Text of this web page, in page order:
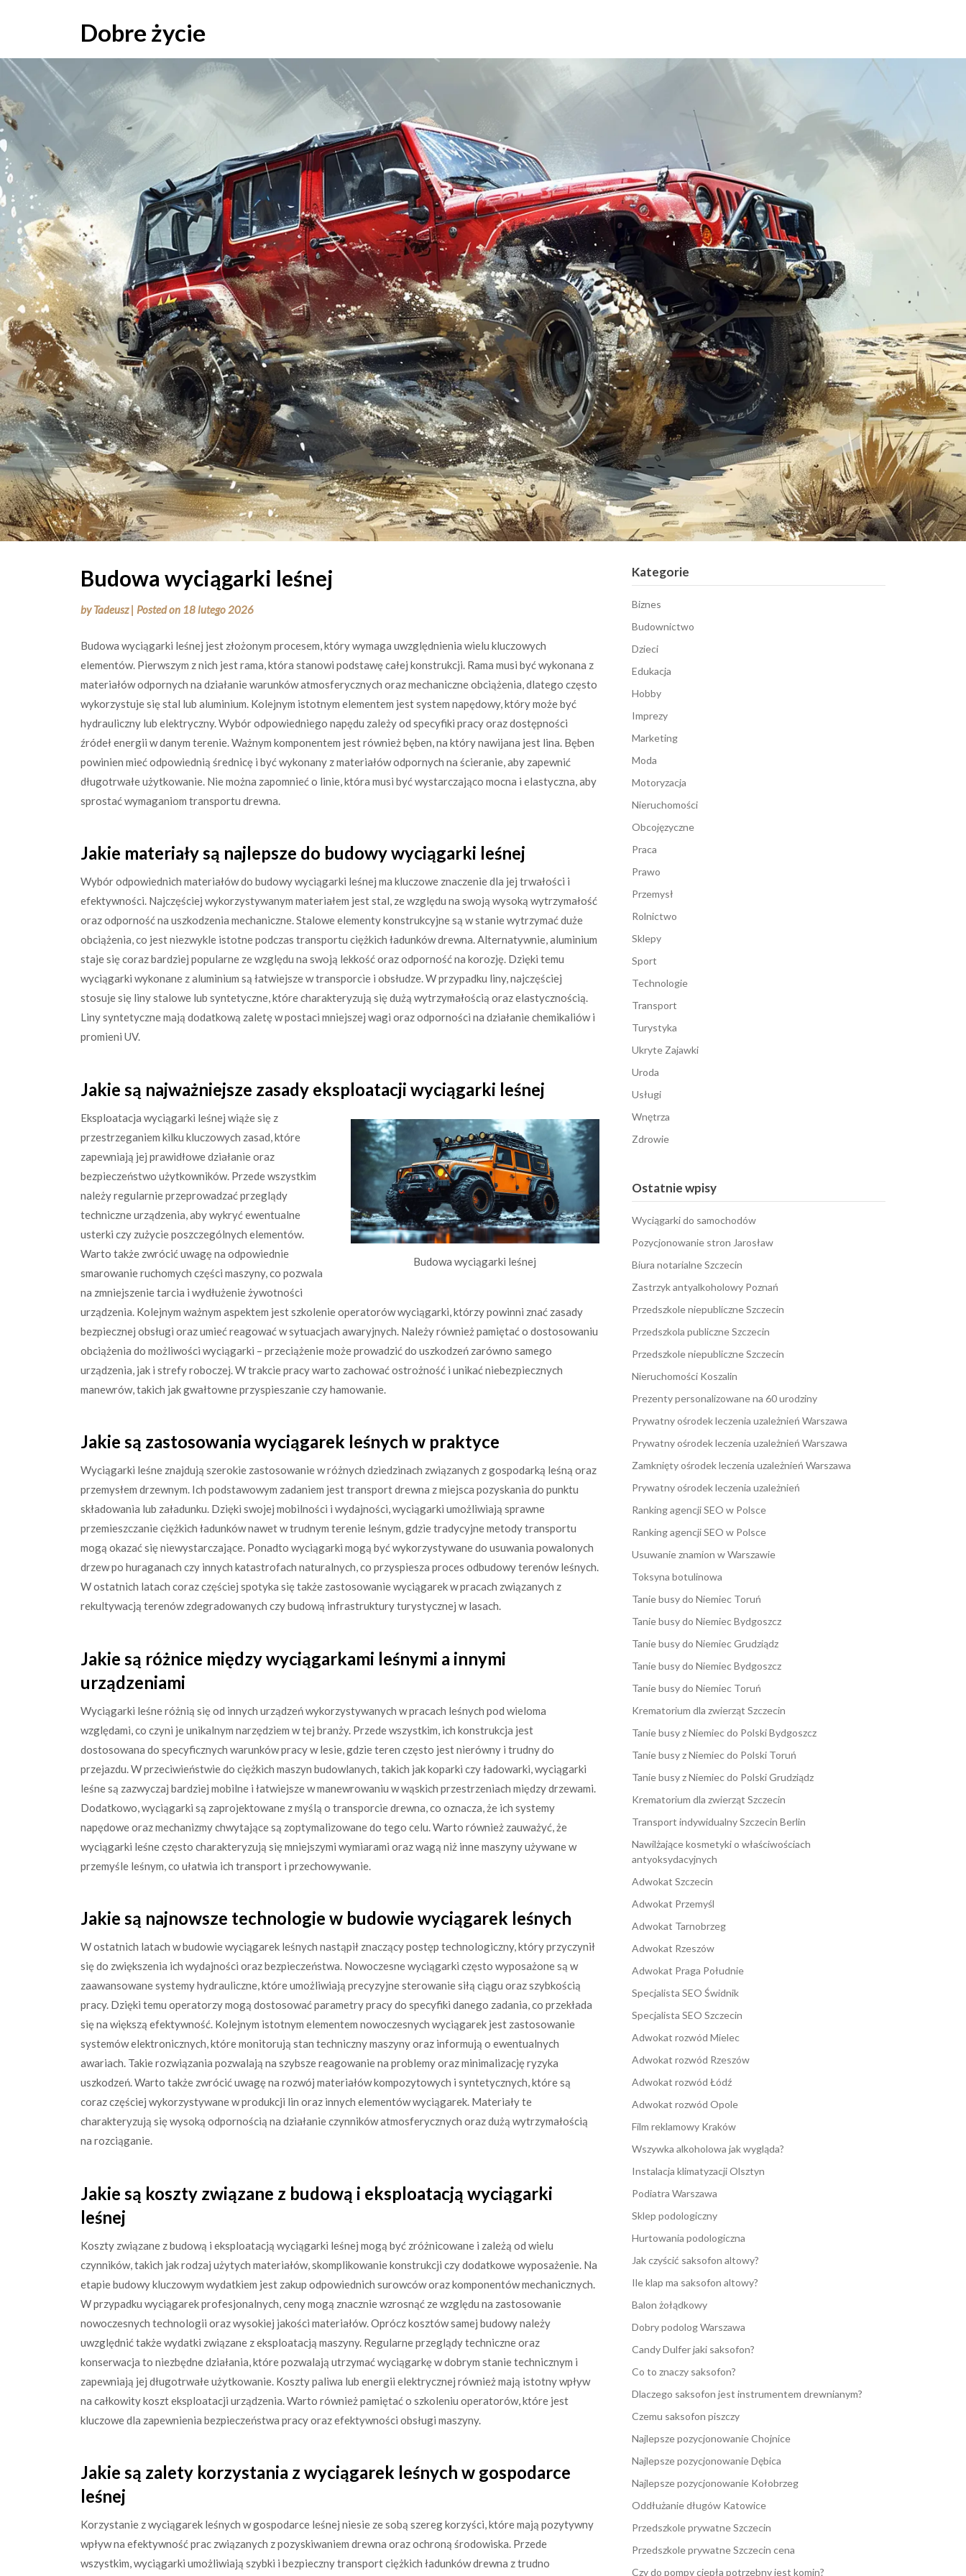
Dobre życie
Budowa wyciągarki leśnej
byTadeusz | Posted on 18 lutego 2026
Budowa wyciągarki leśnej jest złożonym procesem, który wymaga uwzględnienia wielu kluczowych
elementów. Pierwszym z nich jest rama, która stanowi podstawę całej konstrukcji. Rama musi być wykonana z
materiałów odpornych na działanie warunków atmosferycznych oraz mechaniczne obciążenia, dlatego często
wykorzystuje się stal lub aluminium. Kolejnym istotnym elementem jest system napędowy, który może być
hydrauliczny lub elektryczny. Wybór odpowiedniego napędu zależy od specyfiki pracy oraz dostępności
źródeł energii w danym terenie. Ważnym komponentem jest również bęben, na który nawijana jest lina. Bęben
powinien mieć odpowiednią średnicę i być wykonany z materiałów odpornych na ścieranie, aby zapewnić
długotrwałe użytkowanie. Nie można zapomnieć o linie, która musi być wystarczająco mocna i elastyczna, aby
sprostać wymaganiom transportu drewna.
Jakie materiały są najlepsze do budowy wyciągarki leśnej
Wybór odpowiednich materiałów do budowy wyciągarki leśnej ma kluczowe znaczenie dla jej trwałości i
efektywności. Najczęściej wykorzystywanym materiałem jest stal, ze względu na swoją wysoką wytrzymałość
oraz odporność na uszkodzenia mechaniczne. Stalowe elementy konstrukcyjne są w stanie wytrzymać duże
obciążenia, co jest niezwykle istotne podczas transportu ciężkich ładunków drewna. Alternatywnie, aluminium
staje się coraz bardziej popularne ze względu na swoją lekkość oraz odporność na korozję. Dzięki temu
wyciągarki wykonane z aluminium są łatwiejsze w transporcie i obsłudze. W przypadku liny, najczęściej
stosuje się liny stalowe lub syntetyczne, które charakteryzują się dużą wytrzymałością oraz elastycznością.
Liny syntetyczne mają dodatkową zaletę w postaci mniejszej wagi oraz odporności na działanie chemikaliów i
promieni UV.
Jakie są najważniejsze zasady eksploatacji wyciągarki leśnej
Budowa wyciągarki leśnej
Eksploatacja wyciągarki leśnej wiąże się z
przestrzeganiem kilku kluczowych zasad, które
zapewniają jej prawidłowe działanie oraz
bezpieczeństwo użytkowników. Przede wszystkim
należy regularnie przeprowadzać przeglądy
techniczne urządzenia, aby wykryć ewentualne
usterki czy zużycie poszczególnych elementów.
Warto także zwrócić uwagę na odpowiednie
smarowanie ruchomych części maszyny, co pozwala
na zmniejszenie tarcia i wydłużenie żywotności
urządzenia. Kolejnym ważnym aspektem jest szkolenie operatorów wyciągarki, którzy powinni znać zasady
bezpiecznej obsługi oraz umieć reagować w sytuacjach awaryjnych. Należy również pamiętać o dostosowaniu
obciążenia do możliwości wyciągarki – przeciążenie może prowadzić do uszkodzeń zarówno samego
urządzenia, jak i strefy roboczej. W trakcie pracy warto zachować ostrożność i unikać niebezpiecznych
manewrów, takich jak gwałtowne przyspieszanie czy hamowanie.
Jakie są zastosowania wyciągarek leśnych w praktyce
Wyciągarki leśne znajdują szerokie zastosowanie w różnych dziedzinach związanych z gospodarką leśną oraz
przemysłem drzewnym. Ich podstawowym zadaniem jest transport drewna z miejsca pozyskania do punktu
składowania lub załadunku. Dzięki swojej mobilności i wydajności, wyciągarki umożliwiają sprawne
przemieszczanie ciężkich ładunków nawet w trudnym terenie leśnym, gdzie tradycyjne metody transportu
mogą okazać się niewystarczające. Ponadto wyciągarki mogą być wykorzystywane do usuwania powalonych
drzew po huraganach czy innych katastrofach naturalnych, co przyspiesza proces odbudowy terenów leśnych.
W ostatnich latach coraz częściej spotyka się także zastosowanie wyciągarek w pracach związanych z
rekultywacją terenów zdegradowanych czy budową infrastruktury turystycznej w lasach.
Jakie są różnice między wyciągarkami leśnymi a innymi
urządzeniami
Wyciągarki leśne różnią się od innych urządzeń wykorzystywanych w pracach leśnych pod wieloma
względami, co czyni je unikalnym narzędziem w tej branży. Przede wszystkim, ich konstrukcja jest
dostosowana do specyficznych warunków pracy w lesie, gdzie teren często jest nierówny i trudny do
przejazdu. W przeciwieństwie do ciężkich maszyn budowlanych, takich jak koparki czy ładowarki, wyciągarki
leśne są zazwyczaj bardziej mobilne i łatwiejsze w manewrowaniu w wąskich przestrzeniach między drzewami.
Dodatkowo, wyciągarki są zaprojektowane z myślą o transporcie drewna, co oznacza, że ich systemy
napędowe oraz mechanizmy chwytające są zoptymalizowane do tego celu. Warto również zauważyć, że
wyciągarki leśne często charakteryzują się mniejszymi wymiarami oraz wagą niż inne maszyny używane w
przemyśle leśnym, co ułatwia ich transport i przechowywanie.
Jakie są najnowsze technologie w budowie wyciągarek leśnych
W ostatnich latach w budowie wyciągarek leśnych nastąpił znaczący postęp technologiczny, który przyczynił
się do zwiększenia ich wydajności oraz bezpieczeństwa. Nowoczesne wyciągarki często wyposażone są w
zaawansowane systemy hydrauliczne, które umożliwiają precyzyjne sterowanie siłą ciągu oraz szybkością
pracy. Dzięki temu operatorzy mogą dostosować parametry pracy do specyfiki danego zadania, co przekłada
się na większą efektywność. Kolejnym istotnym elementem nowoczesnych wyciągarek jest zastosowanie
systemów elektronicznych, które monitorują stan techniczny maszyny oraz informują o ewentualnych
awariach. Takie rozwiązania pozwalają na szybsze reagowanie na problemy oraz minimalizację ryzyka
uszkodzeń. Warto także zwrócić uwagę na rozwój materiałów kompozytowych i syntetycznych, które są
coraz częściej wykorzystywane w produkcji lin oraz innych elementów wyciągarek. Materiały te
charakteryzują się wysoką odpornością na działanie czynników atmosferycznych oraz dużą wytrzymałością
na rozciąganie.
Jakie są koszty związane z budową i eksploatacją wyciągarki
leśnej
Koszty związane z budową i eksploatacją wyciągarki leśnej mogą być zróżnicowane i zależą od wielu
czynników, takich jak rodzaj użytych materiałów, skomplikowanie konstrukcji czy dodatkowe wyposażenie. Na
etapie budowy kluczowym wydatkiem jest zakup odpowiednich surowców oraz komponentów mechanicznych.
W przypadku wyciągarek profesjonalnych, ceny mogą znacznie wzrosnąć ze względu na zastosowanie
nowoczesnych technologii oraz wysokiej jakości materiałów. Oprócz kosztów samej budowy należy
uwzględnić także wydatki związane z eksploatacją maszyny. Regularne przeglądy techniczne oraz
konserwacja to niezbędne działania, które pozwalają utrzymać wyciągarkę w dobrym stanie technicznym i
zapewniają jej długotrwałe użytkowanie. Koszty paliwa lub energii elektrycznej również mają istotny wpływ
na całkowity koszt eksploatacji urządzenia. Warto również pamiętać o szkoleniu operatorów, które jest
kluczowe dla zapewnienia bezpieczeństwa pracy oraz efektywności obsługi maszyny.
Jakie są zalety korzystania z wyciągarek leśnych w gospodarce
leśnej
Korzystanie z wyciągarek leśnych w gospodarce leśnej niesie ze sobą szereg korzyści, które mają pozytywny
wpływ na efektywność prac związanych z pozyskiwaniem drewna oraz ochroną środowiska. Przede
wszystkim, wyciągarki umożliwiają szybki i bezpieczny transport ciężkich ładunków drewna z trudno
Kategorie
Biznes
Budownictwo
Dzieci
Edukacja
Hobby
Imprezy
Marketing
Moda
Motoryzacja
Nieruchomości
Obcojęzyczne
Praca
Prawo
Przemysł
Rolnictwo
Sklepy
Sport
Technologie
Transport
Turystyka
Ukryte Zajawki
Uroda
Usługi
Wnętrza
Zdrowie
Ostatnie wpisy
Wyciągarki do samochodów
Pozycjonowanie stron Jarosław
Biura notarialne Szczecin
Zastrzyk antyalkoholowy Poznań
Przedszkole niepubliczne Szczecin
Przedszkola publiczne Szczecin
Przedszkole niepubliczne Szczecin
Nieruchomości Koszalin
Prezenty personalizowane na 60 urodziny
Prywatny ośrodek leczenia uzależnień Warszawa
Prywatny ośrodek leczenia uzależnień Warszawa
Zamknięty ośrodek leczenia uzależnień Warszawa
Prywatny ośrodek leczenia uzależnień
Ranking agencji SEO w Polsce
Ranking agencji SEO w Polsce
Usuwanie znamion w Warszawie
Toksyna botulinowa
Tanie busy do Niemiec Toruń
Tanie busy do Niemiec Bydgoszcz
Tanie busy do Niemiec Grudziądz
Tanie busy do Niemiec Bydgoszcz
Tanie busy do Niemiec Toruń
Krematorium dla zwierząt Szczecin
Tanie busy z Niemiec do Polski Bydgoszcz
Tanie busy z Niemiec do Polski Toruń
Tanie busy z Niemiec do Polski Grudziądz
Krematorium dla zwierząt Szczecin
Transport indywidualny Szczecin Berlin
Nawilżające kosmetyki o właściwościach
antyoksydacyjnych
Adwokat Szczecin
Adwokat Przemyśl
Adwokat Tarnobrzeg
Adwokat Rzeszów
Adwokat Praga Południe
Specjalista SEO Świdnik
Specjalista SEO Szczecin
Adwokat rozwód Mielec
Adwokat rozwód Rzeszów
Adwokat rozwód Łódź
Adwokat rozwód Opole
Film reklamowy Kraków
Wszywka alkoholowa jak wygląda?
Instalacja klimatyzacji Olsztyn
Podiatra Warszawa
Sklep podologiczny
Hurtowania podologiczna
Jak czyścić saksofon altowy?
Ile klap ma saksofon altowy?
Balon żołądkowy
Dobry podolog Warszawa
Candy Dulfer jaki saksofon?
Co to znaczy saksofon?
Dlaczego saksofon jest instrumentem drewnianym?
Czemu saksofon piszczy
Najlepsze pozycjonowanie Chojnice
Najlepsze pozycjonowanie Dębica
Najlepsze pozycjonowanie Kołobrzeg
Oddłużanie długów Katowice
Przedszkole prywatne Szczecin
Przedszkole prywatne Szczecin cena
Czy do pompy ciepła potrzebny jest komin?